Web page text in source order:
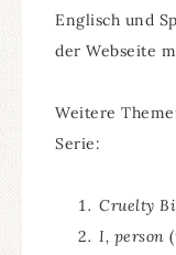
Englisch und
der Webseite
Weitere
Serie:
Cruelty
I, person